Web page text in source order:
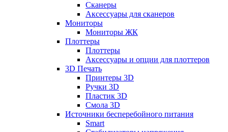
Сканеры
Аксессуары для сканеров
Мониторы
Мониторы ЖК
Плоттеры
Плоттеры
Аксессуары и опции для плоттеров
3D Печать
Принтеры 3D
Ручки 3D
Пластик 3D
Смола 3D
Источники бесперебойного питания
Smart